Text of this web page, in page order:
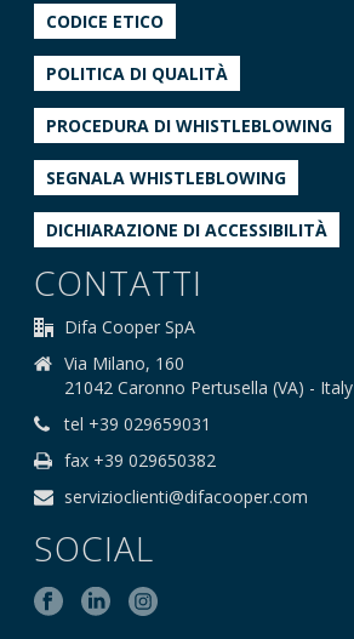
CODICE ETICO
POLITICA DI QUALITÀ
PROCEDURA DI WHISTLEBLOWING
SEGNALA WHISTLEBLOWING
DICHIARAZIONE DI ACCESSIBILITÀ
CONTATTI
Difa Cooper SpA
Via Milano, 160
21042 Caronno Pertusella (VA) - Italy
tel +39 029659031
fax +39 029650382
servizioclienti@difacooper.com
SOCIAL